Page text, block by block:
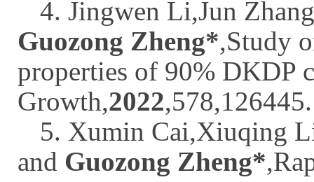
4. Jingwen Li,Jun
Guozong Zheng*,Study
properties of 90% DKDP
Growth,2022,578,126445.
5. Xumin Cai,Xiuqing
and Guozong Zheng*